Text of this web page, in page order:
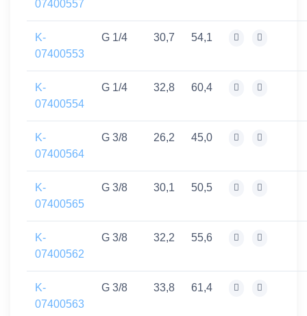
07400557
K-
07400553
G 1/4 30,7 54,1
K-
07400554
G 1/4 32,8 60,4
K-
07400564
G 3/8 26,2 45,0
K-
07400565
G 3/8 30,1 50,5
K-
07400562
G 3/8 32,2 55,6
K-
07400563
G 3/8 33,8 61,4